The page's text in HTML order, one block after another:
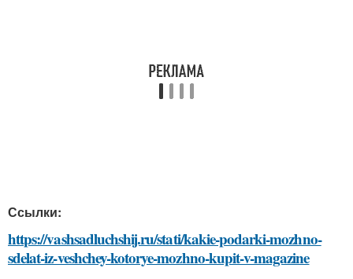
Ссылки:
https://vashsadluchshij.ru/stati/kakie-podarki-mozhno-
sdelat-iz-veshchey-kotorye-mozhno-kupit-v-magazine